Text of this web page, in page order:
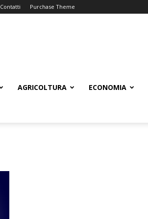
Contatti Purchase Theme
AGRICOLTURA ECONOMIA